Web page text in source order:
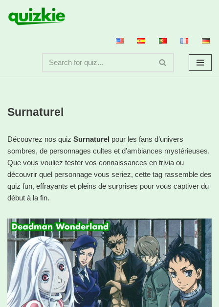
Aller
Surnaturel
Découvrez nos quiz Surnaturel pour les fans d’univers
sombres, de personnages cultes et d’ambiances mystérieuses.
Que vous vouliez tester vos connaissances en trivia ou
découvrir quel personnage vous seriez, cette tag rassemble des
quiz fun, effrayants et pleins de surprises pour vous captiver du
début à la fin.